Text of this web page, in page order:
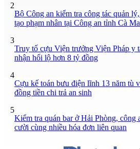
2
Bộ Công an kiểm tra công tác quản
tạo phạm nhân tại Công an tỉnh Cà
3
Truy tố cựu Viện trưởng Viện Pháp y
nhận hối lộ hơn 8 tỷ đồng
4
Cựu kế toán bưu điện lĩnh 13 năm tù
đồng tiền chi trả an sinh
5
Kiểm tra quán bar ở Hải Phòng, công
cười cùng nhiều hóa đơn liên quan